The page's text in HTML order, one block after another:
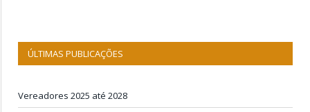
ÚLTIMAS PUBLICAÇÕES
Vereadores 2025 até 2028